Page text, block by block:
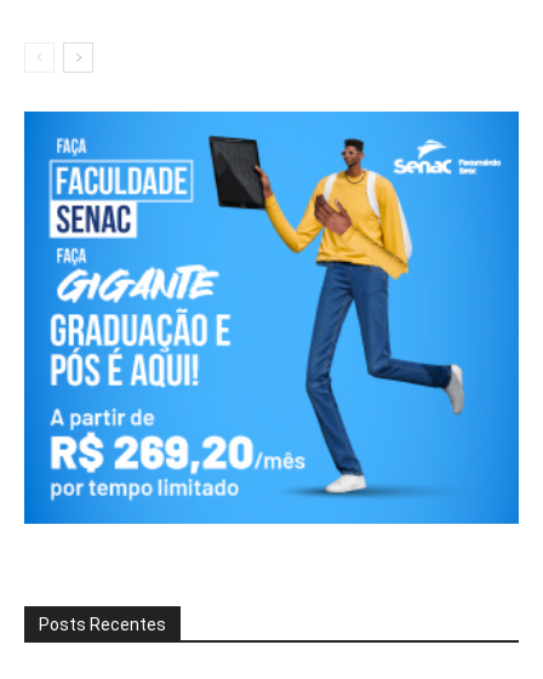
Posts Recentes